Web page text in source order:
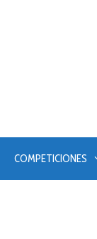
COMPETICIONES